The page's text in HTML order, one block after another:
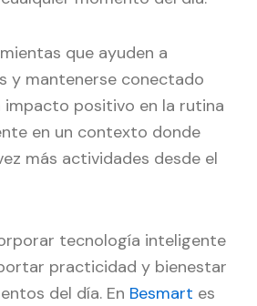
que ayuden a
y mantenerse conectado
impacto positivo en la rutina
en un contexto donde
más actividades desde el
tecnología inteligente
practicidad y bienestar
del día. En Besmart es